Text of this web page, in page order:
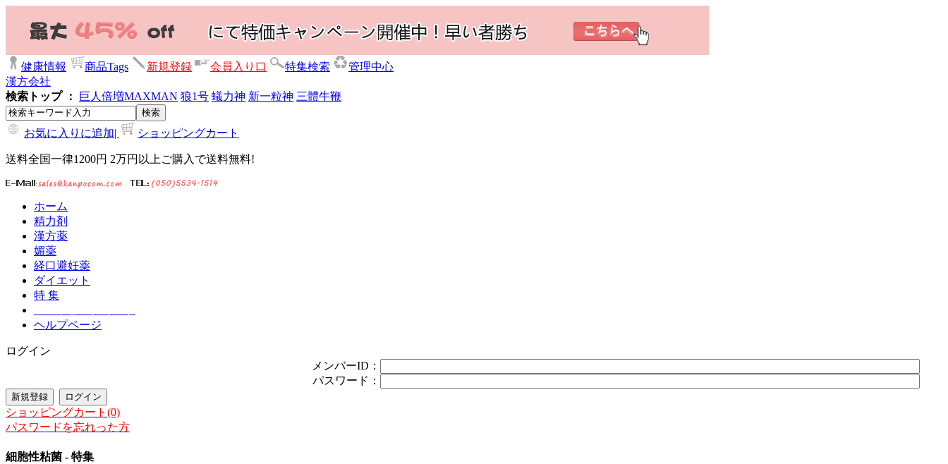
健康情報 商品Tags 新規登録 会員入り口 特集検索
管理中心
漢方会社
検索トップ ：
巨人倍増MAXMAN 狼1号 蟻力神 新一粒神 三體牛鞭
お気に入りに追加| ショッピングカート
送料全国一律1200円 2万円以上ご購入で送料無料!
ホーム
精力剤
漢方薬
媚薬
経口避妊薬
ダイエット
特 集
ヘルプページ
ログイン
メンバーID：
パスワード：
ショッピングカート(0)
パスワードを忘れった方
細胞性粘菌 - 特集